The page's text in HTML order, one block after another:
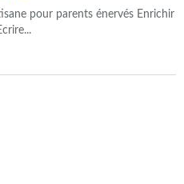
pour parents énervés Enrichir